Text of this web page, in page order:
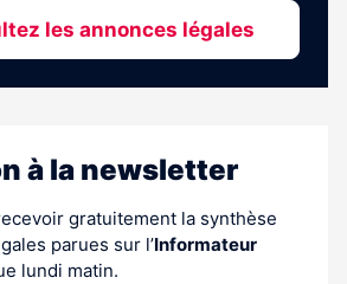
les annonces légales
à la newsletter
gratuitement la synthèse
parues sur l’Informateur
lundi matin.